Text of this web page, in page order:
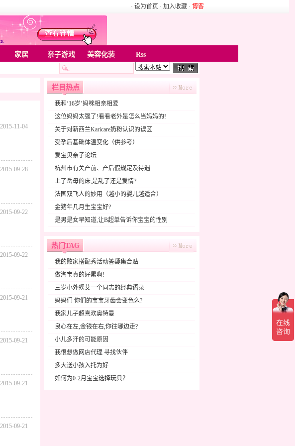
· 设为首页 · 加入收藏 · 博客
家居 亲子游戏 美容化装 Rss
2015-11-04
2015-09-28
2015-09-22
2015-09-22
2015-09-21
2015-09-21
2015-09-21
2015-09-21
栏目热点
我和‘16岁’妈咪相亲相爱
这位妈妈太强了!看看老外是怎么当妈妈的!
关于对新西兰Karicare奶粉认识的误区
受孕后基础体温变化（供参考）
爱宝贝亲子论坛
杭州市有关产前、产后假规定及待遇
上了岳母的床,是乱了还是爱情?
法国双飞人的妙用（越小的婴儿越适合）
金猪年几月生宝宝好?
是男是女早知道,让B超单告诉你宝宝的性别
热门TAG
我的败家搭配秀活动答疑集合贴
做淘宝真的好累啊!
三岁小外甥艾一个同志的经典语录
妈妈们 你们的宝宝牙齿会变色么?
我家儿子超喜欢奥特曼
良心在左,金钱在右,你往哪边走?
小儿多汗的可能原因
我很想做网店代理 寻找伙伴
多大送小孩入托为好
如何为0-2月宝宝选择玩具？